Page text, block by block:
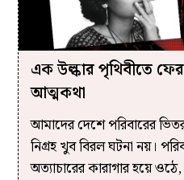
এক উল্কার পৃথিবীতে
আত্মকথা
আমাদের দেশে পরিবারের
নিগ্রহ খুব বিরল ঘটনা নয়।
অত‍্যাচারের কারাগার হয়ে